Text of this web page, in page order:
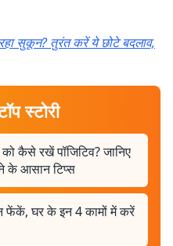
सुकून? तुरंत करें ये छोटे बदलाव,
स्टोरी
कैसे रखें पॉजिटिव? जानिए
के आसान टिप्स
फेंकें, घर के इन 4 कामों में करें